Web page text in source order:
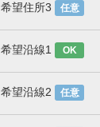
希望住所3 任意
希望沿線1 OK
希望沿線2 任意